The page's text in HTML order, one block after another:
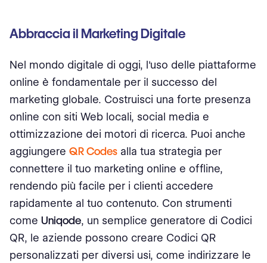
Abbraccia il Marketing Digitale
Nel mondo digitale di oggi, l'uso delle piattaforme
online è fondamentale per il successo del
marketing globale. Costruisci una forte presenza
online con siti Web locali, social media e
ottimizzazione dei motori di ricerca. Puoi anche
aggiungere QR Codes alla tua strategia per
connettere il tuo marketing online e offline,
rendendo più facile per i clienti accedere
rapidamente al tuo contenuto. Con strumenti
come Uniqode, un semplice generatore di Codici
QR, le aziende possono creare Codici QR
personalizzati per diversi usi, come indirizzare le